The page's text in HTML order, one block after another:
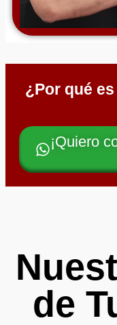
¿Por qué
¡Quiero
de